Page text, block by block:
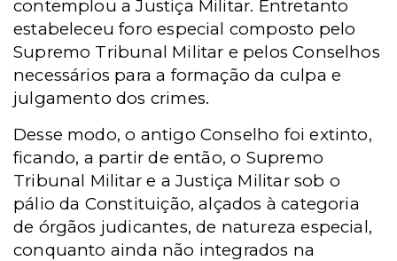
contemplou a Justiça Militar. Entretanto
estabeleceu foro especial composto pelo
Supremo Tribunal Militar e pelos Conselhos
necessários para a formação da culpa e
julgamento dos crimes.
Desse modo, o antigo Conselho foi extinto,
ficando, a partir de então, o Supremo
Tribunal Militar e a Justiça Militar sob o
pálio da Constituição, alçados à categoria
de órgãos judicantes, de natureza especial,
conquanto ainda não integrados na